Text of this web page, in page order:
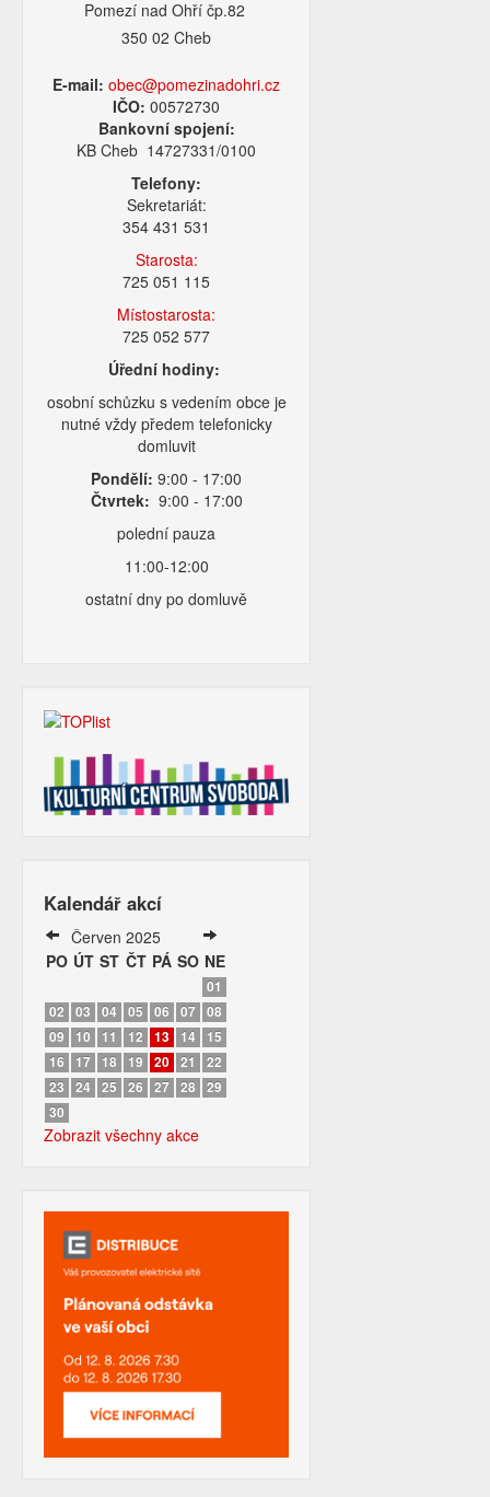
Pomezí nad Ohří čp.82
350 02 Cheb
E-mail: obec@pomezinadohri.cz
IČO:00572730
Bankovní spojení:
KB Cheb 14727331/0100
Telefony:
Sekretariát:
354 431 531
Starosta:
725 051 115
Místostarosta:
725 052 577
Úřední hodiny:
osobní schůzku s vedením obce je
nutné vždy předem telefonicky
domluvit
Pondělí: 9:00 - 17:00
Čtvrtek: 9:00 - 17:00
polední pauza
11:00-12:00
ostatní dny po domluvě
Kalendář akcí
Červen 2025
PO ÚT ST ČT PÁ SO NE
01
02
03 04 05 06 07 08
09
10 11 12 13 14
15
16
17 18 19 20 21
22
23
24 25 26 27 28
29
30
Zobrazit všechny akce